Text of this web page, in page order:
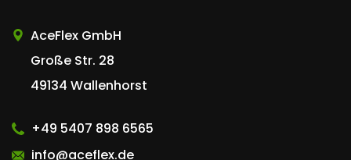
AceFlex GmbH
Große Str. 28
49134 Wallenhorst
+49 5407 898 6565
info@aceflex.de